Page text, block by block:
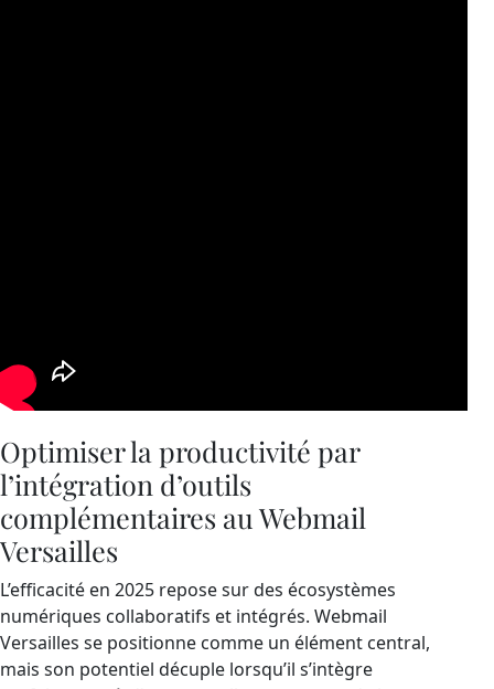
Optimiser la productivité par
l’intégration d’outils
complémentaires au Webmail
Versailles
L’efficacité en 2025 repose sur des écosystèmes
numériques collaboratifs et intégrés. Webmail
Versailles se positionne comme un élément central,
mais son potentiel décuple lorsqu’il s’intègre